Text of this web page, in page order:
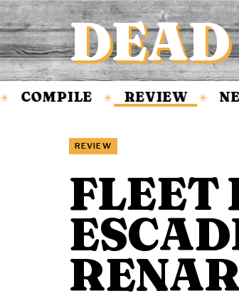
COMPILE ✳ REVIEW ✳
REVIEW
FLEET